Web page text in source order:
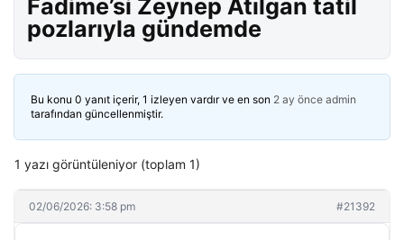
Fadime’si Zeynep Atılgan tatil
pozlarıyla gündemde
Bu konu 0 yanıt içerir, 1 izleyen vardır ve en son 2 ay önce admin
tarafından güncellenmiştir.
1 yazı görüntüleniyor (toplam 1)
02/06/2026: 3:58 pm #21392